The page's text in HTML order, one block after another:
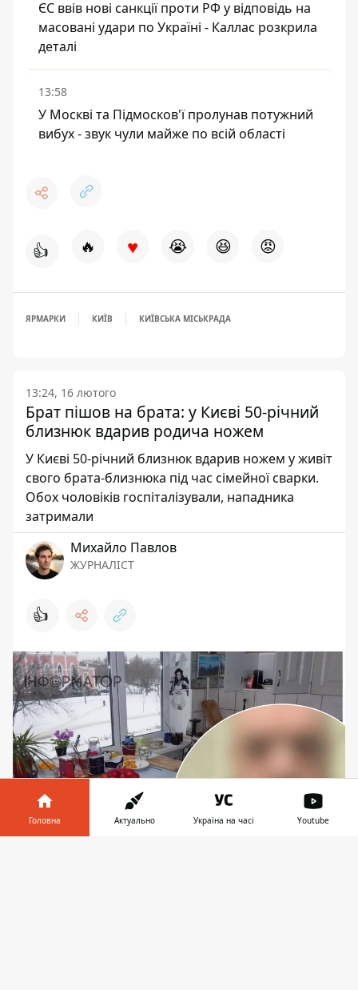
ЄС ввів нові санкції проти РФ у відповідь на
масовані удари по Україні - Каллас розкрила
деталі
13:58
У Москві та Підмосков'ї пролунав потужний
вибух - звук чули майже по всій області
👍 🔥 ♥ 😭 😆 😡
ЯРМАРКИ КИЇВ КИЇВСЬКА МІСЬКРАДА
13:24, 16 лютого
Брат пішов на брата: у Києві 50-річний
близнюк вдарив родича ножем
У Києві 50-річний близнюк вдарив ножем у живіт
свого брата-близнюка під час сімейної сварки.
Обох чоловіків госпіталізували, нападника
затримали
Михайло Павлов
ЖУРНАЛІСТ
👍
Головна Актуально Україна на часі Youtube